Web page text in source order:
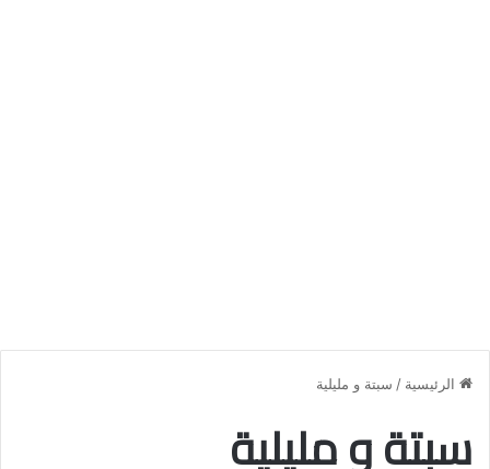
الرئيسية / سبتة و مليلية
سبتة و مليلية